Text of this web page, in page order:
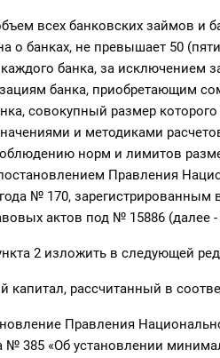
всех банковских займов и
о банках, не превышает 50
каждого банка, за исключением
банка, приобретающим
совокупный размер
и методиками
норм и лимитов
Правления
№ 170, зарегистрированным
актов под № 15886 (далее
2 изложить в следующей
капитал, рассчитанный в
Правления
№ 385 «Об установлении